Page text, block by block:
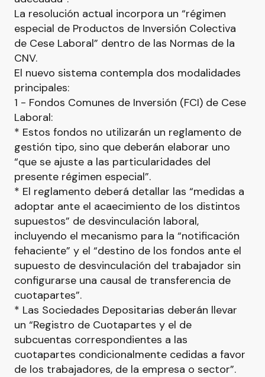
La resolución actual incorpora un “régimen
especial de Productos de Inversión Colectiva
de Cese Laboral” dentro de las Normas de la
CNV.
El nuevo sistema contempla dos modalidades
principales:
1 - Fondos Comunes de Inversión (FCI) de Cese
Laboral:
* Estos fondos no utilizarán un reglamento de
gestión tipo, sino que deberán elaborar uno
“que se ajuste a las particularidades del
presente régimen especial”.
* El reglamento deberá detallar las “medidas a
adoptar ante el acaecimiento de los distintos
supuestos” de desvinculación laboral,
incluyendo el mecanismo para la “notificación
fehaciente” y el “destino de los fondos ante el
supuesto de desvinculación del trabajador sin
configurarse una causal de transferencia de
cuotapartes”.
* Las Sociedades Depositarias deberán llevar
un “Registro de Cuotapartes y el de
subcuentas correspondientes a las
cuotapartes condicionalmente cedidas a favor
de los trabajadores, de la empresa o sector”.